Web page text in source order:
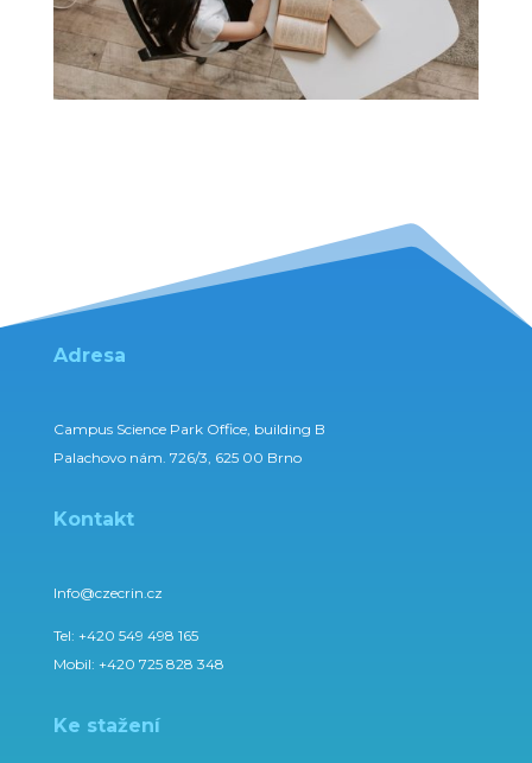
Adresa
Campus Science Park Office, building B
Palachovo nám. 726/3, 625 00 Brno
Kontakt
Info@czecrin.cz
Tel: +420 549 498 165
Mobil: +420 725 828 348
Ke stažení